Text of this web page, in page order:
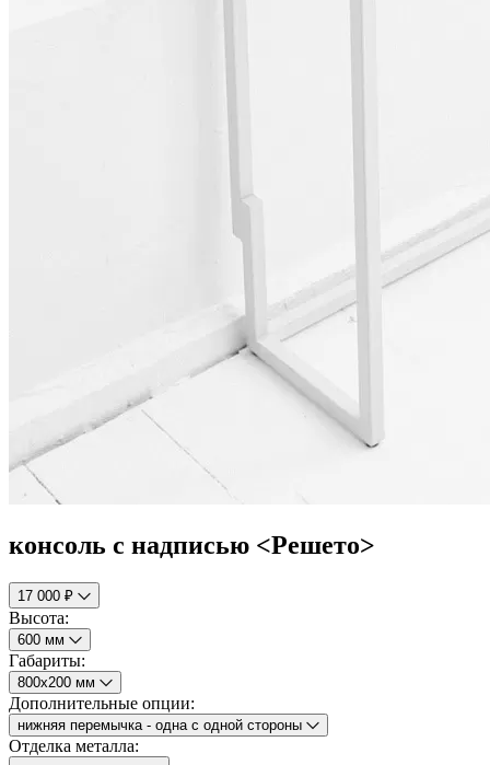
консоль с надписью <Решето>
17 000 ₽
Высота:
600 мм
Габариты:
800х200 мм
Дополнительные опции:
нижняя перемычка - одна с одной стороны
Отделка металла: